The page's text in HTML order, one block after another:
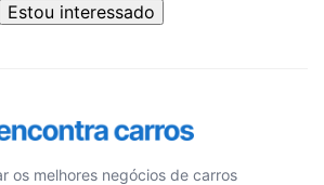
Estou interessado
os melhores negócios de carros